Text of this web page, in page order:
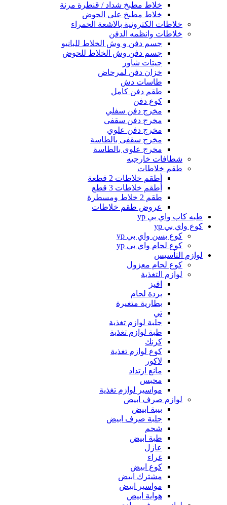
خلاط مطبخ شداد / قنطرة مرنة
خلاط مطبخ على الحوض
خلاطات الكترونية بالاشعة الحمراء
خلاطات وانظمه الدفن
جسم دفن و وش الخلاط للبانيو
جسم دفن وش الخلاط للحوض
جيتات شاور
خزان دفن لمرحاض
طاسات دش
طقم دفن كامل
كوع دفن
مخرج دفن سفلي
مخرج دفن سقفى
مخرج دفن علوي
مخرج سقفى بالطاسة
مخرج علوى بالطاسة
شطافات خارجيه
طقم خلاطات
أطقم خلاطات 2 قطعة
أطقم خلاطات 3 قطع
طقم 2 خلاط ومسطرة
عروض طقم خلاطات
طبه كاب واي بي yp
كوع واي بي yp
كوع بسن واي بي yp
كوع لحام واي بي yp
لوازم التأسيس
كوع لحام معزول
لوازم التغذية
افيز
بردة لحام
بطارية متغيرة
تي
جلبة لوازم تغذية
طبة لوازم تغذية
كرنك
كوع لوازم تغذية
لاكور
مانع ارتداد
محبس
مواسير لوازم تغذية
لوازم صرف ابيض
بيبة ابيض
جلبة صرف ابيض
شحم
طبة ابيض
عازل
غراء
كوع ابيض
مشترك ابيض
مواسير ابيض
هواية ابيض